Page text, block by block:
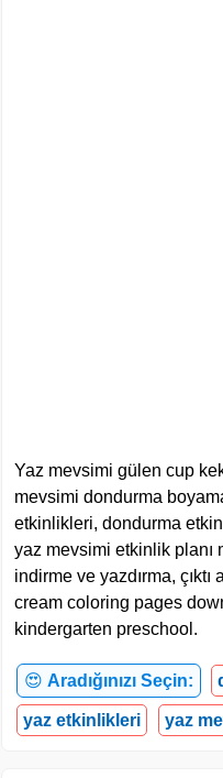
Yaz mevsimi gülen cup
mevsimi dondurma
etkinlikleri, dondurma
yaz mevsimi etkinlik planı
indirme ve yazdırma,
cream coloring pages
kindergarten preschool.
😍 Aradığınızı Seçin:
yaz etkinlikleri yaz